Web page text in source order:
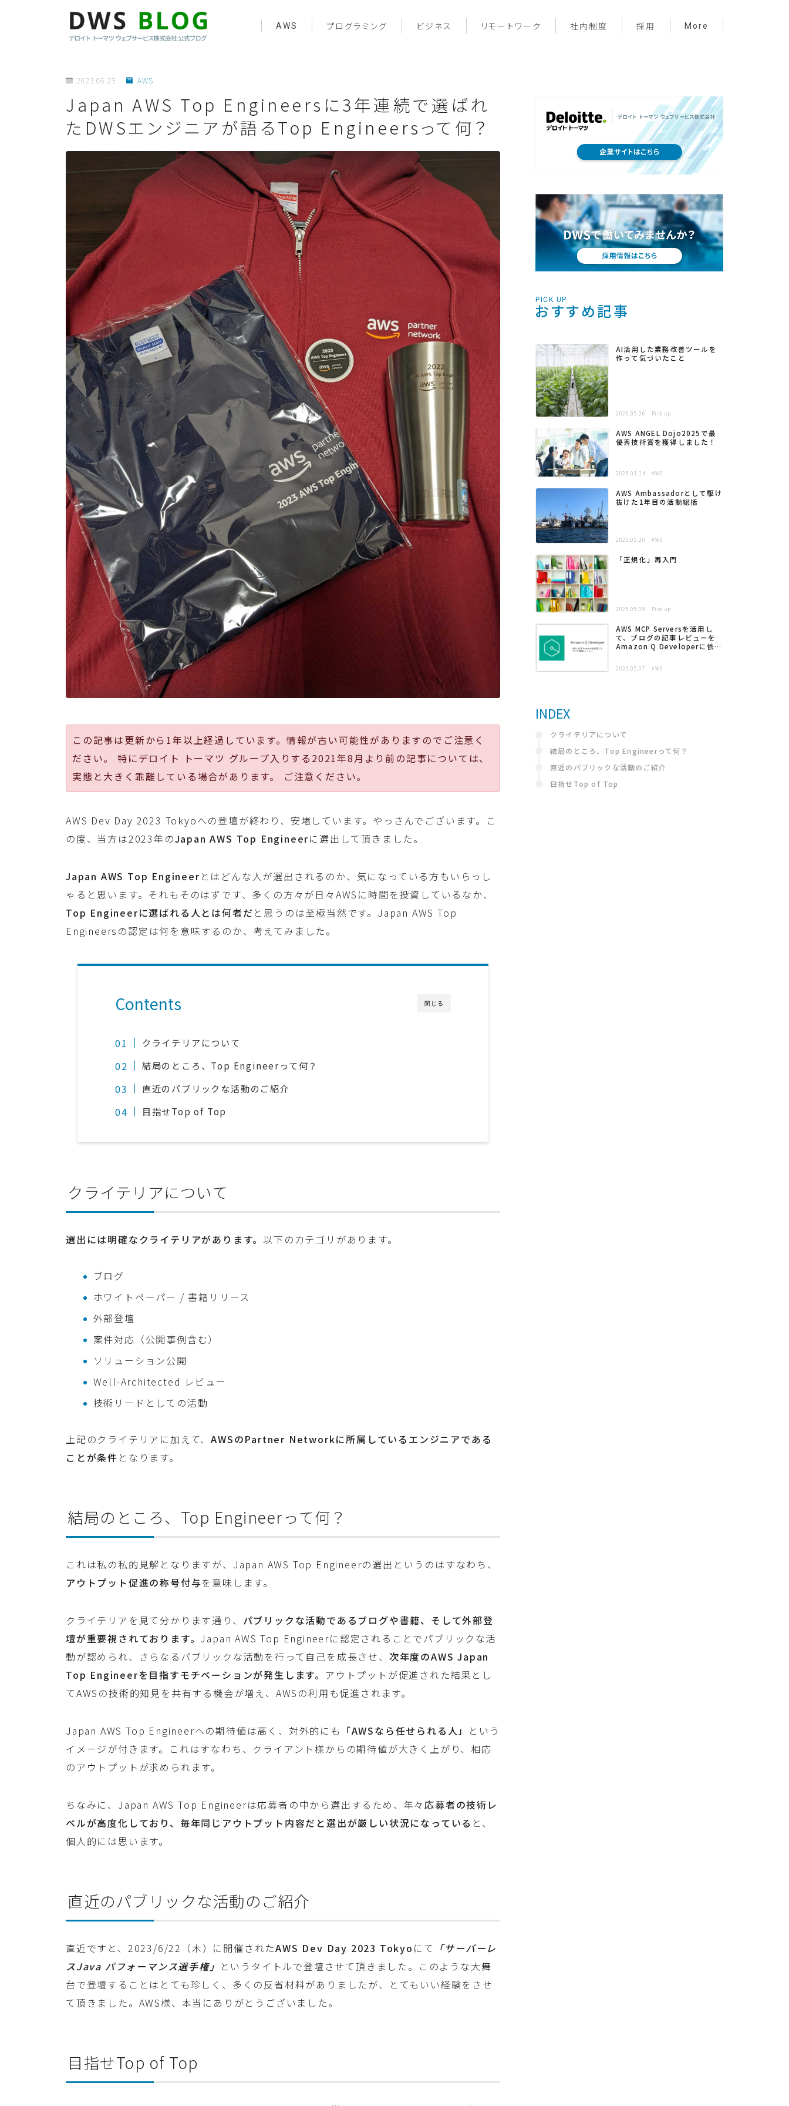
AWS プログラミング ビジネス リモートワーク 社内制度 採用 More
サーバーレス
プライベート
メンバー紹介
2023.06.29 AWS
Japan AWS Top Engineersに3年連続で選ばれ
たDWSエンジニアが語るTop Engineersって何？
この記事は更新から1年以上経過しています。情報が古い可能性がありますのでご注意く
ださい。 特にデロイト トーマツ グループ入りする2021年8月より前の記事については、
実態と大きく乖離している場合があります。 ご注意ください。
AWS Dev Day 2023 Tokyoへの登壇が終わり、安堵しています。やっさんでございます。こ
の度、当方は2023年のJapan AWS Top Engineerに選出して頂きました。
Japan AWS Top Engineerとはどんな人が選出されるのか、気になっている方もいらっし
ゃると思います。それもそのはずです、多くの方々が日々AWSに時間を投資しているなか、
Top Engineerに選ばれる人とは何者だ と思うのは至極当然です。Japan AWS Top
Engineersの認定は何を意味するのか、考えてみました。
閉じる
Contents
クライテリアについて
結局のところ、Top Engineerって何？
直近のパブリックな活動のご紹介
目指せTop of Top
クライテリアについて
選出には明確なクライテリアがあります。 以下のカテゴリがあります。
ブログ
ホワイトペーパー / 書籍リリース
外部登壇
案件対応（公開事例含む）
ソリューション公開
Well-Architected レビュー
技術リードとしての活動
上記のクライテリアに加えて、AWSのPartner Networkに所属しているエンジニアである
ことが条件 となります。
結局のところ、Top Engineerって何？
これは私の私的見解となりますが、Japan AWS Top Engineerの選出というのはすなわち、
アウトプット促進の称号付与を意味します。
クライテリアを見て分かります通り、 パブリックな活動であるブログや書籍、そして外部登
壇が重要視されております。 Japan AWS Top Engineerに認定されることでパブリックな活
動が認められ、さらなるパブリックな活動を行って自己を成長させ、 次年度のAWS Japan
Top Engineerを目指すモチベーションが発生します。 アウトプットが促進された結果とし
てAWSの技術的知見を共有する機会が増え、AWSの利用も促進されます。
Japan AWS Top Engineerへの期待値は高く、対外的にも 「AWSなら任せられる人」
という
イメージが付きます。これはすなわち、クライアント様からの期待値が大きく上がり、相応
のアウトプットが求められます。
ちなみに、Japan AWS Top Engineerは応募者の中から選出するため、年々応募者の技術レ
ベルが高度化しており、毎年同じアウトプット内容だと選出が厳しい状況になっている と、
個人的には思います。
直近のパブリックな活動のご紹介
直近ですと、2023/6/22（木）に開催されたAWS Dev Day 2023 Tokyo にて 「サーバーレ
スJava パフォーマンス選手権」 というタイトルで登壇させて頂きました。このような大舞
台で登壇することはとても珍しく、多くの反省材料がありましたが、とてもいい経験をさせ
て頂きました。AWS様、本当にありがとうございました。
目指せTop of Top
PICK UP
おすすめ記事
AI活用した業務改善ツールを
作って気づいたこと
2026.05.26 Pick up
AWS ANGEL Dojo2025で最
優秀技術賞を獲得しました！
2026.01.14 AWS
AWS Ambassadorとして駆け
抜けた1年目の活動総括
2025.05.20 AWS
「正規化」再入門
2025.05.09 Pick up
AWS MCP Serversを活用し
て、ブログの記事レビューを
Amazon Q Developerに依頼
2025.05.07 AWS
INDEX
クライテリアについて
結局のところ、Top Engineerって何？
直近のパブリックな活動のご紹介
目指せTop of Top